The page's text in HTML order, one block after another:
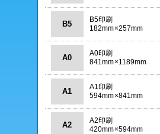
B5
B5印刷
182mm×257mm
A0
A0印刷
841mm×1189mm
A1
A1印刷
594mm×841mm
A2
A2印刷
420mm×594mm